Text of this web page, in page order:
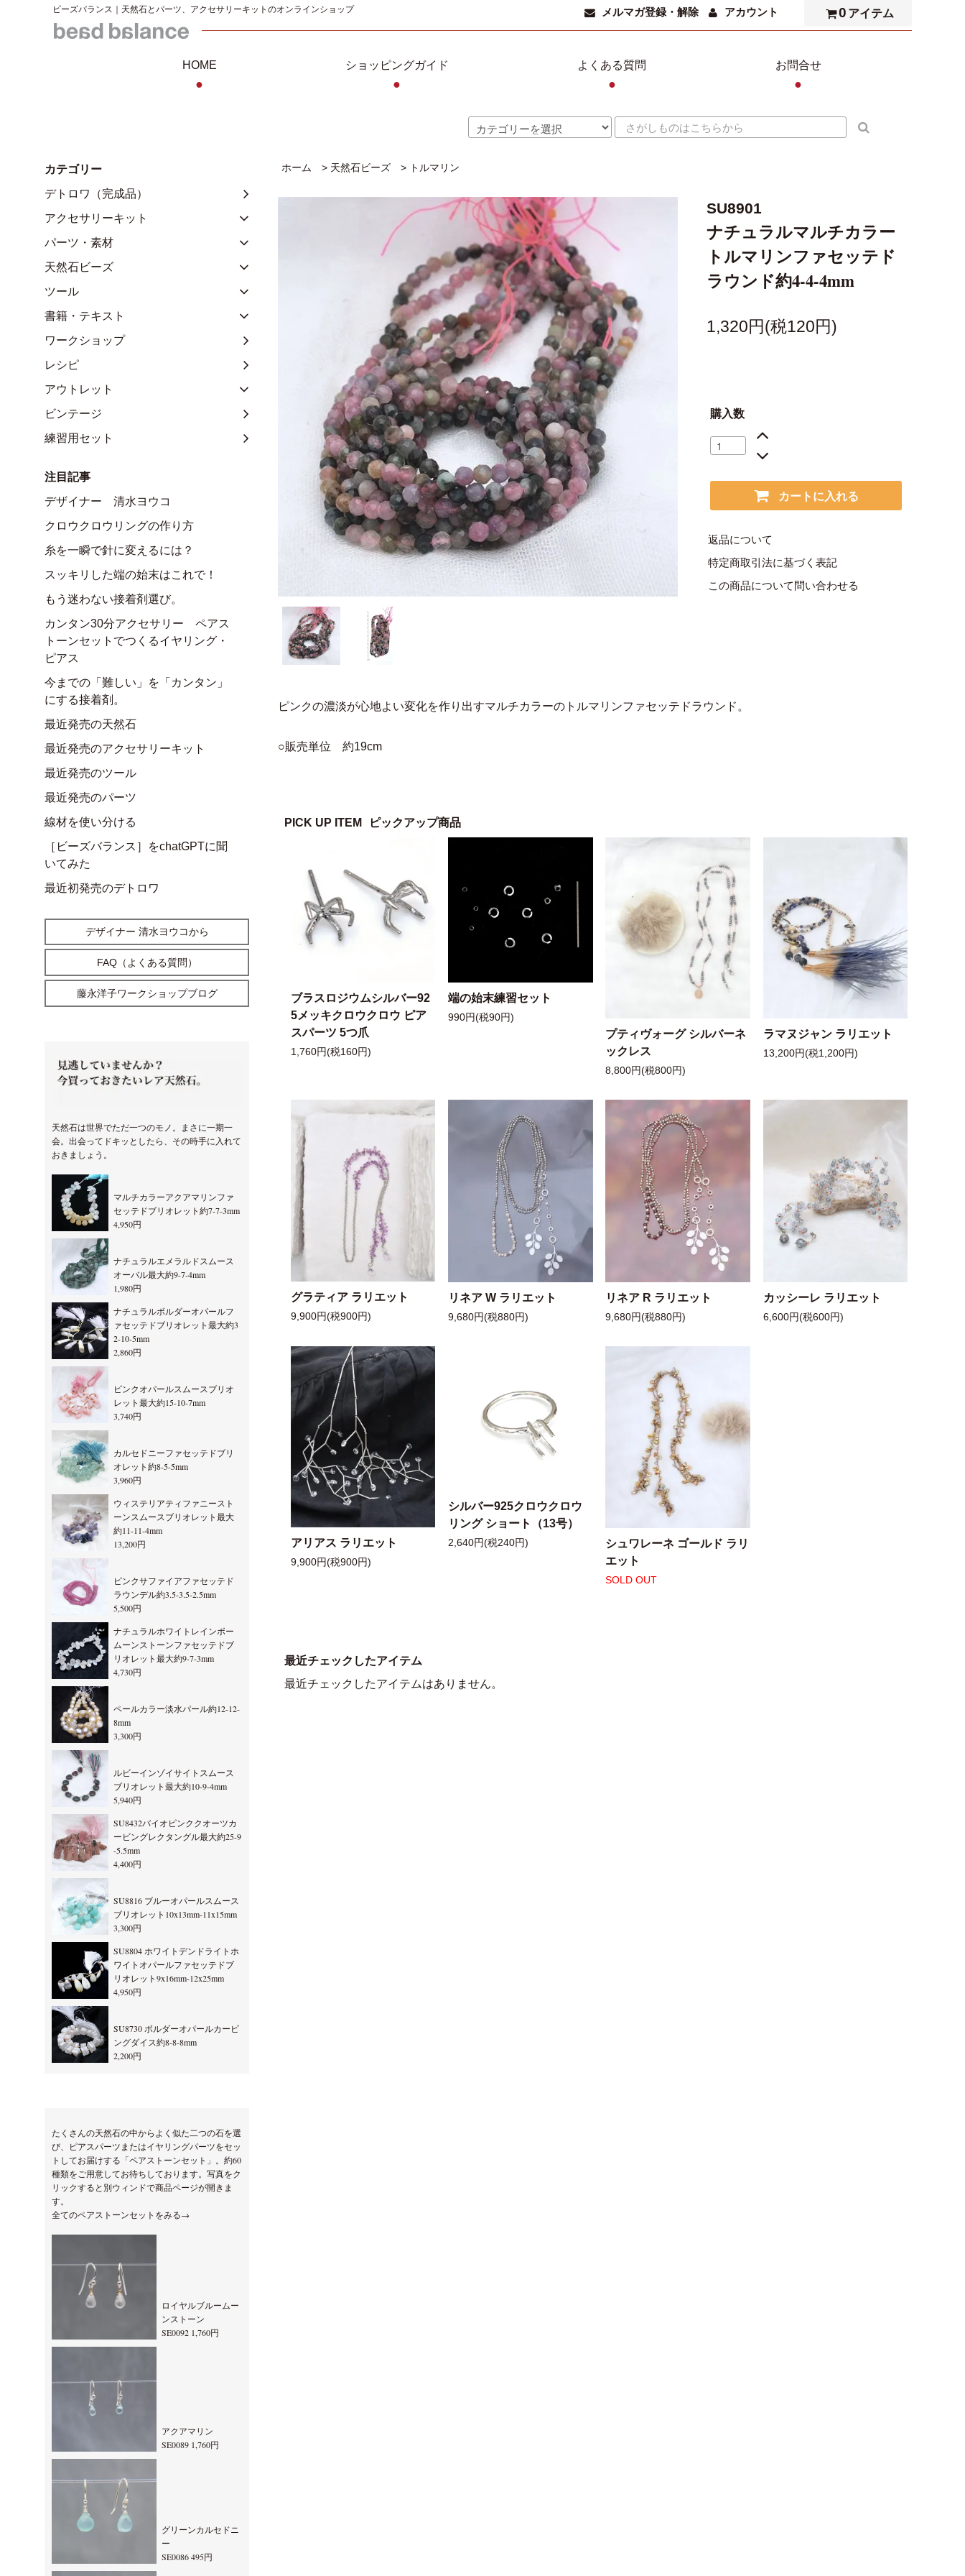
ビーズバランス｜天然石とパーツ、アクセサリーキットのオンラインショップ メルマガ登録・解除 アカウント 0 アイテム
HOME
●
ショッピングガイド
●
よくある質問
●
お問合せ
●
ホーム > 天然石ビーズ > トルマリン
SU8901
ナチュラルマルチカラー
トルマリンファセッテド
ラウンド約4-4-4mm
1,320円(税120円)
購入数
カートに入れる
返品について
特定商取引法に基づく表記
この商品について問い合わせる
ピンクの濃淡が心地よい変化を作り出すマルチカラーのトルマリンファセッテドラウンド。
○販売単位 約19cm
PICK UP ITEM ピックアップ商品
ブラスロジウムシルバー92
5メッキクロウクロウ ピア
スパーツ 5つ爪
1,760円(税160円)
端の始末練習セット
990円(税90円)
プティヴォーグ シルバーネ
ックレス
8,800円(税800円)
ラマヌジャン ラリエット
13,200円(税1,200円)
グラティア ラリエット
9,900円(税900円)
リネア W ラリエット
9,680円(税880円)
リネア R ラリエット
9,680円(税880円)
カッシーレ ラリエット
6,600円(税600円)
アリアス ラリエット
9,900円(税900円)
シルバー925クロウクロウ
リング ショート（13号）
2,640円(税240円)
シュワレーネ ゴールド ラリ
エット
SOLD OUT
最近チェックしたアイテム
最近チェックしたアイテムはありません。
カテゴリー
デトロワ（完成品）
アクセサリーキット
パーツ・素材
天然石ビーズ
ツール
書籍・テキスト
ワークショップ
レシピ
アウトレット
ビンテージ
練習用セット
注目記事
デザイナー 清水ヨウコ
クロウクロウリングの作り方
糸を一瞬で針に変えるには？
スッキリした端の始末はこれで！
もう迷わない接着剤選び。
カンタン30分アクセサリー ペアス
トーンセットでつくるイヤリング・
ピアス
今までの「難しい」を「カンタン」
にする接着剤。
最近発売の天然石
最近発売のアクセサリーキット
最近発売のツール
最近発売のパーツ
線材を使い分ける
［ビーズバランス］をchatGPTに聞
いてみた
最近初発売のデトロワ
デザイナー 清水ヨウコから
FAQ（よくある質問）
藤永洋子ワークショップブログ
天然石は世界でただ一つのモノ。まさに一期一
会。出会ってドキッとしたら、その時手に入れて
おきましょう。
マルチカラーアクアマリンファ
セッテドブリオレット約7-7-3mm
4,950円
ナチュラルエメラルドスムース
オーバル最大約9-7-4mm
1,980円
ナチュラルボルダーオパールフ
ァセッテドブリオレット最大約3
2-10-5mm
2,860円
ピンクオパールスムースブリオ
レット最大約15-10-7mm
3,740円
カルセドニーファセッテドブリ
オレット約8-5-5mm
3,960円
ウィステリアティファニースト
ーンスムースブリオレット最大
約11-11-4mm
13,200円
ピンクサファイアファセッテド
ラウンデル約3.5-3.5-2.5mm
5,500円
ナチュラルホワイトレインボー
ムーンストーンファセッテドブ
リオレット最大約9-7-3mm
4,730円
ペールカラー淡水パール約12-12-
8mm
3,300円
ルビーインゾイサイトスムース
ブリオレット最大約10-9-4mm
5,940円
SU8432バイオピンククオーツカ
ービングレクタングル最大約25-9
-5.5mm
4,400円
SU8816 ブルーオパールスムース
ブリオレット10x13mm-11x15mm
3,300円
SU8804 ホワイトデンドライトホ
ワイトオパールファセッテドブ
リオレット9x16mm-12x25mm
4,950円
SU8730 ボルダーオパールカービ
ングダイス約8-8-8mm
2,200円
たくさんの天然石の中からよく似た二つの石を選
び、ピアスパーツまたはイヤリングパーツをセッ
トしてお届けする「ペアストーンセット」。約60
種類をご用意してお待ちしております。写真をク
リックすると別ウィンドで商品ページが開きま
す。
全てのペアストーンセットをみる→
ロイヤルブルームー
ンストーン
SE0092 1,760円
アクアマリン
SE0089 1,760円
グリーンカルセドニ
ー
SE0086 495円